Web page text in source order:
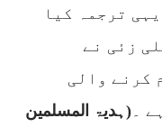
ترجمہ کیا
زئی نے
کرنے والی
۔(ہدیۃ المسلمین